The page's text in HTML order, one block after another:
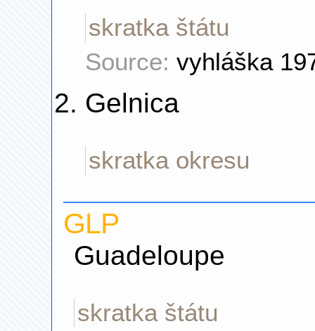
skratka štátu
Source: vyhláška
Gelnica
skratka okresu
GLP
Guadeloupe
skratka štátu